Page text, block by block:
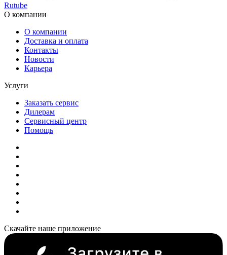
Rutube
О компании
О компании
Доставка и оплата
Контакты
Новости
Карьера
Услуги
Заказать сервис
Дилерам
Сервисный центр
Помощь
Скачайте наше приложение